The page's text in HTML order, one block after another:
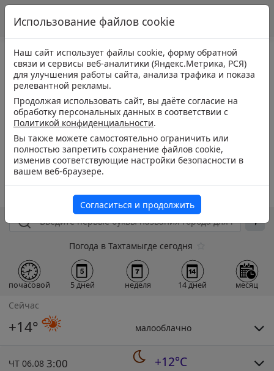
Погода в Тахтамыгде сегодня
почасовой 5 дней неделя 14 дней месяц
Сейчас
+14° малооблачно
ЧТ 06.08 3:00 +12°C
Использование файлов cookie
Наш сайт использует файлы cookie, форму обратной
связи и сервисы веб-аналитики (Яндекс.Метрика, РСЯ)
для улучшения работы сайта, анализа трафика и показа
релевантной рекламы.
Продолжая использовать сайт, вы даёте согласие на
обработку персональных данных в соответствии с
Политикой конфиденциальности.
Вы также можете самостоятельно ограничить или
полностью запретить сохранение файлов cookie,
изменив соответствующие настройки безопасности в
вашем веб-браузере.
Согласиться и продолжить